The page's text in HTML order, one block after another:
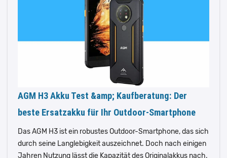
AGM H3 Akku Test &amp; Kaufberatung: Der
beste Ersatzakku für Ihr Outdoor-Smartphone
Das AGM H3 ist ein robustes Outdoor-Smartphone, das sich
durch seine Langlebigkeit auszeichnet. Doch nach einigen
Jahren Nutzung lässt die Kapazität des Originalakkus nach.